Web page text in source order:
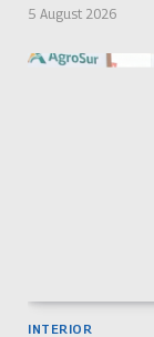
5 August 2026
INTERIOR